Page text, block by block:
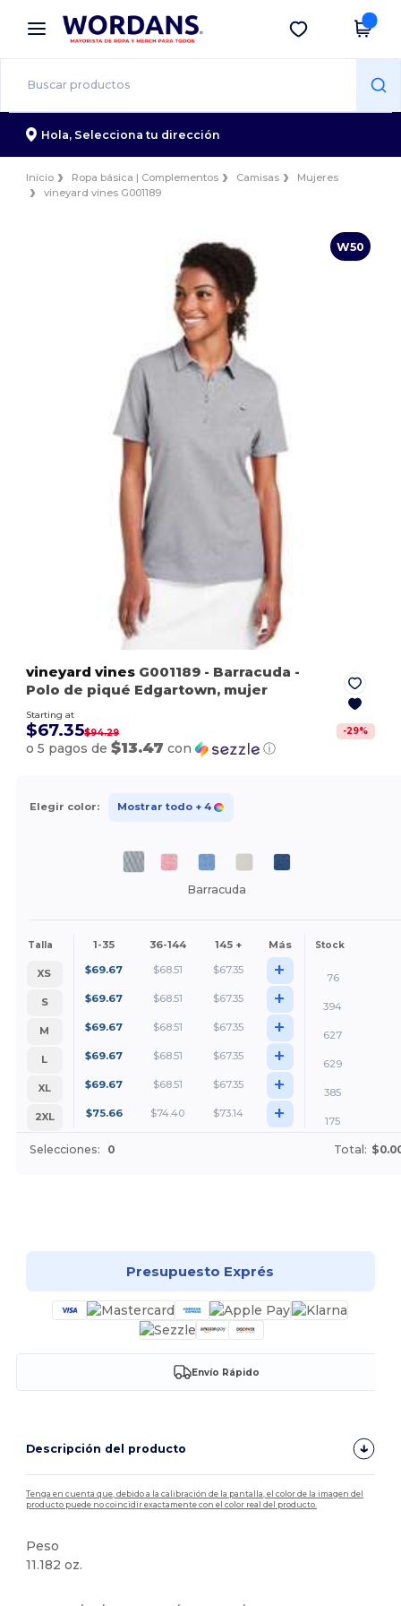
× App de Wordans
¡Mejores precios en app!
Descargar app
Hola, Selecciona tu dirección
Inicio Ropa básica | Complementos Camisas
Mujeres
vineyard vines G001189
W50
vineyard vines G001189 - Barracuda -
Polo de piqué Edgartown, mujer
Starting at
$67.35$94.29 -29%
o 5 pagos de$13.47 con ⓘ
Elegir color: Mostrar todo + 4
Barracuda
Talla 1-35 36-144 145 + Más Stock
XS $69.67 $68.51 $67.35 +
76
S
$69.67 $68.51 $67.35 +
394
M
$69.67 $68.51 $67.35 +
627
L
$69.67 $68.51 $67.35 +
629
XL
$69.67 $68.51 $67.35 +
385
2XL
$75.66 $74.40 $73.14 + 175
Selecciones: 0 Total:
Presupuesto Exprés
Envío Rápido
Descripción del producto
Tenga en cuenta que, debido a la calibración de la pantalla, el color de la imagen del
producto puede no coincidir exactamente con el color real del producto.
Peso
11.182 oz.